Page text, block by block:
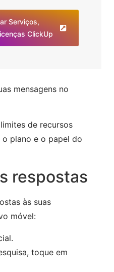
Serviços,
ClickUp
mensagens no
de recursos
plano e o papel do
respostas
às suas
móvel:
toque em